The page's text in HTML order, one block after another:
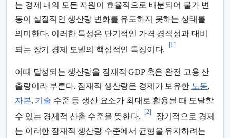
는 경제 내의 모든 자원이 효율적으로 배분되어 물가 변
동이 실질적인 생산량 변화를 유도하지 못하는 상태를
의미한다. 이러한 특성은 단기적인 가격 경직성과 대비
되는 장기 경제 모델의 핵심적인 특징이다.
[1]
이때 달성되는 생산량을 잠재적 GDP 혹은 완전 고용 산
출량이라 부른다. 잠재적 생산량은 경제가 보유한 노동,
자본, 기술 수준 등 생산 요소가 최대로 활용될 때 도달할
수 있는 경제적 산출 수준을 뜻한다.
[2]
장기적으로 경제
는 이러한 잠재적 생산량 수준에서 균형을 유지하려는